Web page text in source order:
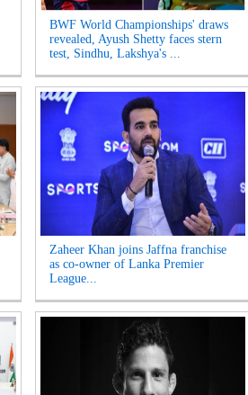
BWF World Championships' draws
revealed, Ayush Shetty faces stern
test, Sindhu, Lakshya's ...
Zaheer Khan joins Jaffna franchise
as co-owner of Lanka Premier
League...